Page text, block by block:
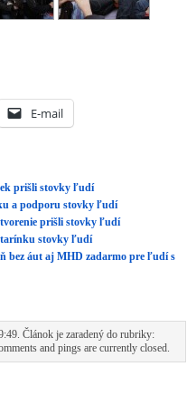
E-mail
prišli stovky ľudí
a podporu stovky ľudí
prišli stovky ľudí
stovky ľudí
bez áut aj MHD zadarmo pre ľudí s
Článok je zaradený do rubriky:
and pings are currently closed.